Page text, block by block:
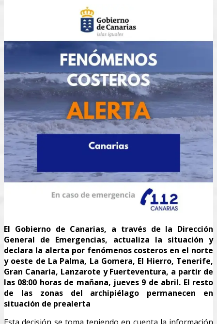
El Gobierno de Canarias, a través de la Dirección
General de Emergencias, actualiza la situación y
declara la alerta por fenómenos costeros en el norte
y oeste de La Palma, La Gomera, El Hierro, Tenerife,
Gran Canaria, Lanzarote y Fuerteventura, a partir de
las 08:00 horas de mañana, jueves 9 de abril. El resto
de las zonas del archipiélago permanecen en
situación de prealerta